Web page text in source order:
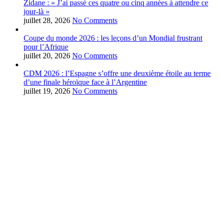
Zidane : « J’ai passé ces quatre ou cinq années à attendre ce
jour-là »
juillet 28, 2026 No Comments
Coupe du monde 2026 : les leçons d’un Mondial frustrant
pour l’Afrique
juillet 20, 2026 No Comments
CDM 2026 : l’Espagne s’offre une deuxième étoile au terme
d’une finale héroïque face à l’Argentine
juillet 19, 2026 No Comments